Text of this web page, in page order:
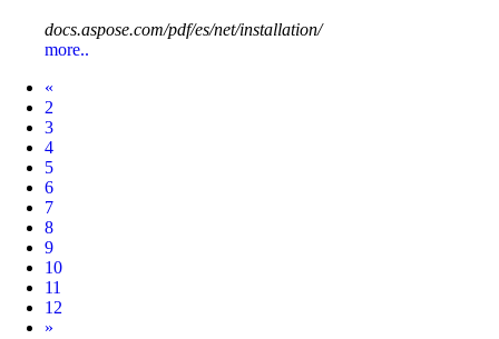
docs.aspose.com/pdf/es/net/installation/
more..
«
2
3
4
5
6
7
8
9
10
11
12
Next
»